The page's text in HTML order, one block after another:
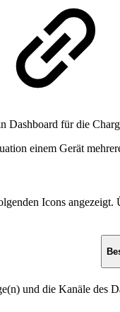
Dashboard für die
einem Gerät
Icons angezeigt.
und die Kanäle des